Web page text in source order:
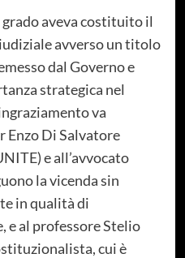
aveva costituito il
avverso un titolo
dal Governo e
strategica nel
va
Enzo Di Salvatore
e all’avvocato
la vicenda sin
in qualità di
e al professore Stelio
cui è